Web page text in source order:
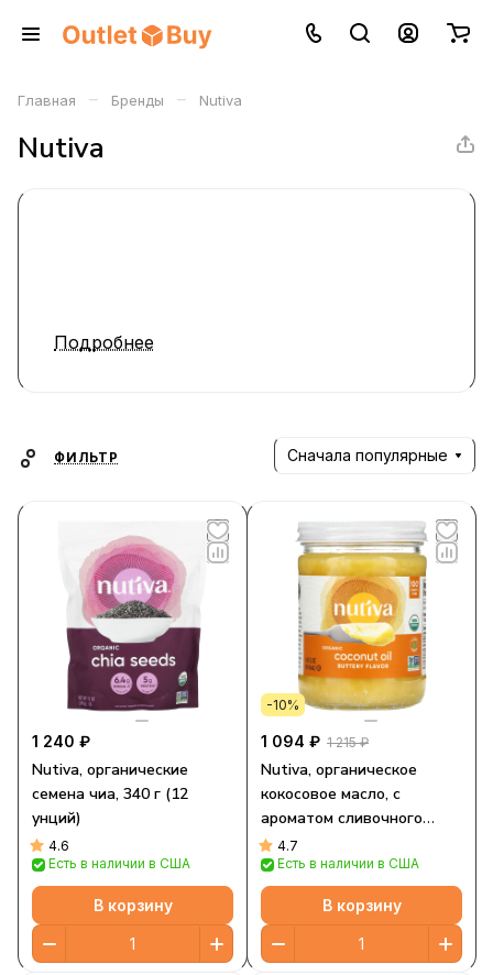
Главная – Бренды – Nutiva
Nutiva
Подробнее
ФИЛЬТР Сначала популярные
1 240 ₽
Nutiva, органические
семена чиа, 340 г (12
унций)
4.6
Есть в наличии в США
В корзину
-10%
1 094 ₽ 1 215 ₽
Nutiva, органическое
кокосовое масло, с
ароматом сливочного
масла, 414 мл (14 жидк.
унций)
4.7
Есть в наличии в США
В корзину